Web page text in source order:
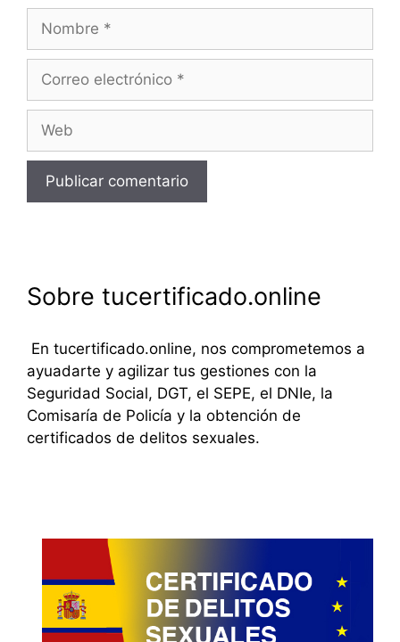
Nombre
Correo
Web
Sobre tucertificado.online
En tucertificado.online, nos comprometemos a
ayuadarte y agilizar tus gestiones con la
Seguridad Social, DGT, el SEPE, el DNIe, la
Comisaría de Policía y la obtención de
certificados de delitos sexuales.